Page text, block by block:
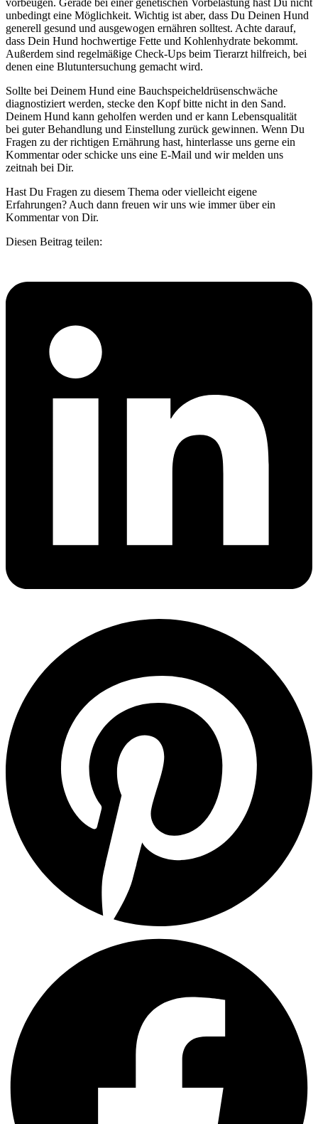
vorbeugen. Gerade bei einer genetischen Vorbelastung hast Du nicht
unbedingt eine Möglichkeit. Wichtig ist aber, dass Du Deinen Hund
generell gesund und ausgewogen ernähren solltest. Achte darauf,
dass Dein Hund hochwertige Fette und Kohlenhydrate bekommt.
Außerdem sind regelmäßige Check-Ups beim Tierarzt hilfreich, bei
denen eine Blutuntersuchung gemacht wird.
Sollte bei Deinem Hund eine Bauchspeicheldrüsenschwäche
diagnostiziert werden, stecke den Kopf bitte nicht in den Sand.
Deinem Hund kann geholfen werden und er kann Lebensqualität
bei guter Behandlung und Einstellung zurück gewinnen. Wenn Du
Fragen zu der richtigen Ernährung hast, hinterlasse uns gerne ein
Kommentar oder schicke uns eine E-Mail und wir melden uns
zeitnah bei Dir.
Hast Du Fragen zu diesem Thema oder vielleicht eigene
Erfahrungen? Auch dann freuen wir uns wie immer über ein
Kommentar von Dir.
Diesen Beitrag teilen: